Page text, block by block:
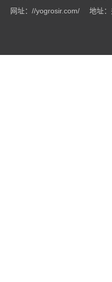
网址：//yogrosir.com/
地址